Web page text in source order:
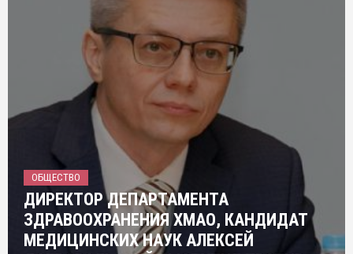
ОБЩЕСТВО
ДИРЕКТОР ДЕПАРТАМЕНТА
ЗДРАВООХРАНЕНИЯ ХМАО, КАНДИДАТ
МЕДИЦИНСКИХ НАУК АЛЕКСЕЙ